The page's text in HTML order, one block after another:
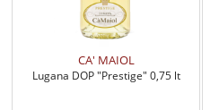
CA' MAIOL
Lugana DOP "Prestige" 0,75 lt